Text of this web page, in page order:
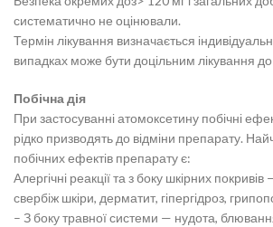
систематично не оцінювали.
Термін лікування визначається
випадках може бути доцільним лікування до
Побічна дія
При застосуванні атомоксетину побічні
рідко призводять до відміни препарату.
побічних ефектів препарату є:
Алергічні реакції та з боку шкірних
свербіж шкіри, дерматит, гіпергідроз,
– З боку травної системи — нудота,